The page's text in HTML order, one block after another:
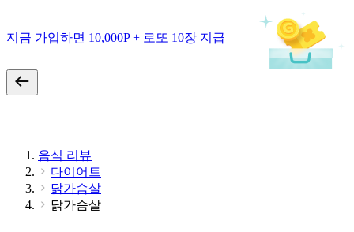
지금 가입하면 10,000P + 로또 10장 지급
음식 리뷰
다이어트
닭가슴살
닭가슴살